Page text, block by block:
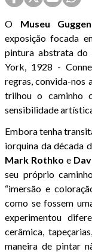
O Museu
exposição focada
pintura abstrata do
York, 1928 -
regras, convida-nos
trilhou o caminho
sensibilidade
Embora tenha
iorquina da década
Mark Rothko e
seu próprio
“imersão e
como se fossem
experimentou
cerâmica,
maneira de pintar